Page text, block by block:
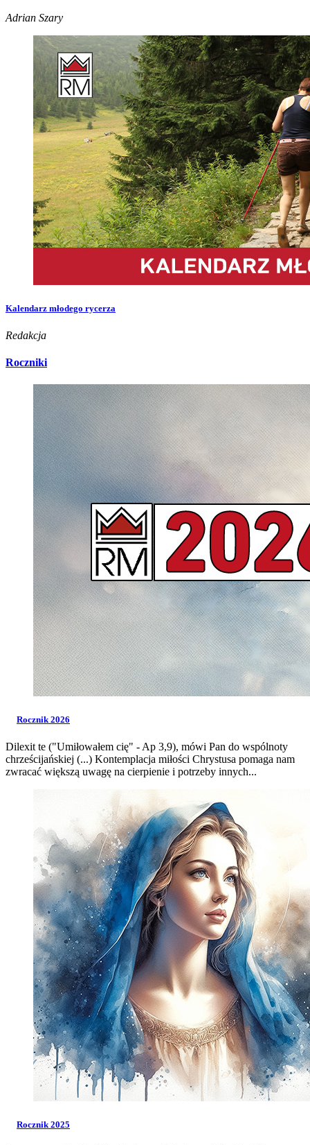
Adrian Szary
Kalendarz młodego rycerza
Redakcja
Roczniki
Rocznik 2026
Dilexit te ("Umiłowałem cię" - Ap 3,9), mówi Pan do wspólnoty
chrześcijańskiej (...) Kontemplacja miłości Chrystusa pomaga nam
zwracać większą uwagę na cierpienie i potrzeby innych...
Rocznik 2025